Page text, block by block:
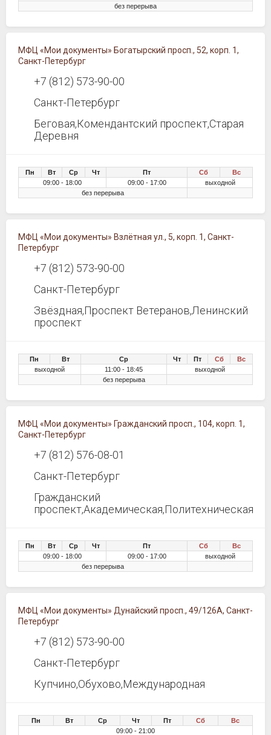
без перерыва
МФЦ «Мои документы» Богатырский просп., 52, корп. 1,
Санкт-Петербург
+7 (812) 573-90-00
Санкт-Петербург
Беговая,Комендантский проспект,Старая
Деревня
Пн Вт Ср Чт Пт Сб
Вс
09:00 - 18:00
09:00 - 17:00
выходной
без перерыва
МФЦ «Мои документы» Взлётная ул., 5, корп. 1, Санкт-
Петербург
+7 (812) 573-90-00
Санкт-Петербург
Звёздная,Проспект Ветеранов,Ленинский
проспект
Пн Вт Ср Чт Пт Сб
Вс
выходной
11:00 - 18:45
выходной
без перерыва
МФЦ «Мои документы» Гражданский просп., 104, корп. 1,
Санкт-Петербург
+7 (812) 576-08-01
Санкт-Петербург
Гражданский
проспект,Академическая,Политехническая
Пн Вт Ср Чт Пт Сб
Вс
09:00 - 18:00
09:00 - 17:00
выходной
без перерыва
МФЦ «Мои документы» Дунайский просп., 49/126А, Санкт-
Петербург
+7 (812) 573-90-00
Санкт-Петербург
Купчино,Обухово,Международная
Пн Вт Ср Чт Пт Сб
Вс
09:00 - 21:00